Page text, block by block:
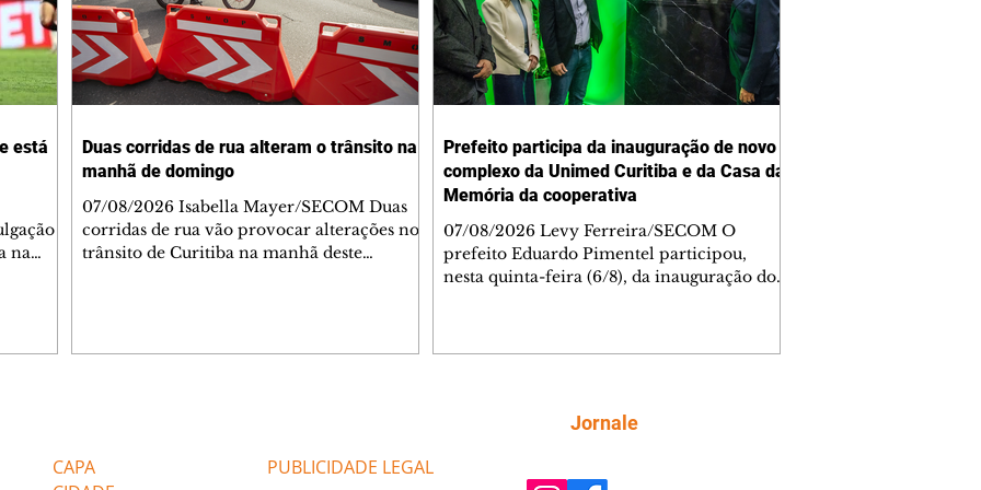
está
na
Duas corridas de rua alteram o trânsito na
manhã de domingo
07/08/2026 Isabella Mayer/SECOM Duas
corridas de rua vão provocar alterações no
trânsito de Curitiba na manhã deste
orientações dos agentes de trânsito,
utilizando rotas al
Prefeito participa da inauguração de novo
complexo da Unimed Curitiba e da Casa da
Memória da cooperativa
07/08/2026 Levy Ferreira/SECOM O
prefeito Eduardo Pimentel participou,
nesta quinta-feira (6/8), da inauguração do
celebra 55 anos de fundação nesta mesma
estrutura reúne áreas administrativas,
CAPA
PUBLICIDADE LEGAL
Jornale